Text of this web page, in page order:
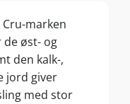
marken
de øst- og
den kalk-,
jord giver
med stor